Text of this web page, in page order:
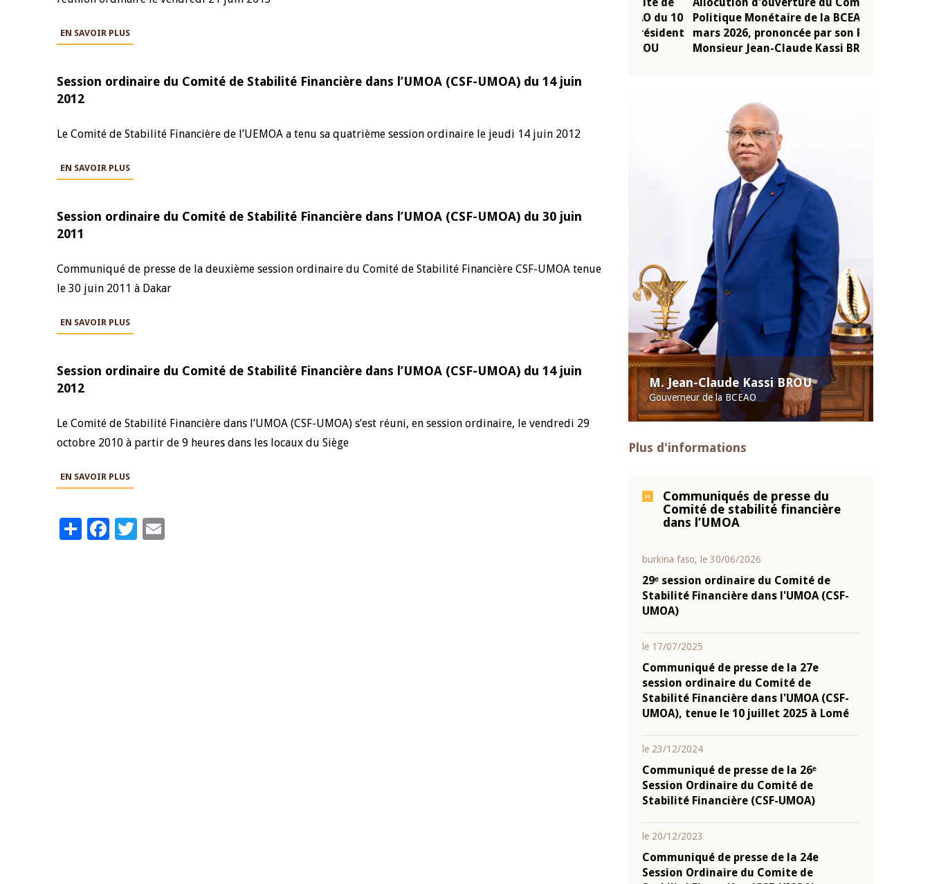
EN SAVOIR PLUS
Session ordinaire du Comité de Stabilité Financière dans l’UMOA (CSF-UMOA) du 14 juin
2012
Le Comité de Stabilité Financière de l’UEMOA a tenu sa quatrième session ordinaire le jeudi 14 juin 2012
EN SAVOIR PLUS
Session ordinaire du Comité de Stabilité Financière dans l’UMOA (CSF-UMOA) du 30 juin
2011
Communiqué de presse de la deuxième session ordinaire du Comité de Stabilité Financière CSF-UMOA tenue
le 30 juin 2011 à Dakar
EN SAVOIR PLUS
Session ordinaire du Comité de Stabilité Financière dans l’UMOA (CSF-UMOA) du 14 juin
2012
Le Comité de Stabilité Financière dans l’UMOA (CSF-UMOA) s’est réuni, en session ordinaire, le vendredi 29
octobre 2010 à partir de 9 heures dans les locaux du Siège
EN SAVOIR PLUS
ShareFacebook
Twitter
2026, prononcée par son Président
Jean-Claude Kassi BROU
Politique Monétaire de la BCEAO du 4
mars 2026, prononcée par son Président
Monsieur Jean-Claude Kassi BROU
M. Jean-Claude Kassi BROU
Gouverneur de la BCEAO
Plus d'informations
Communiqués de presse du
Comité de stabilité financière
dans l’UMOA
burkina faso, le 30/06/2026
29ᵉ session ordinaire du Comité de
Stabilité Financière dans l'UMOA (CSF-
UMOA)
le 17/07/2025
Communiqué de presse de la 27e
session ordinaire du Comité de
Stabilité Financière dans l'UMOA (CSF-
UMOA), tenue le 10 juillet 2025 à Lomé
le 23/12/2024
Communiqué de presse de la 26ᵉ
Session Ordinaire du Comité de
Stabilité Financière (CSF-UMOA)
le 20/12/2023
Communiqué de presse de la 24e
Session Ordinaire du Comite de